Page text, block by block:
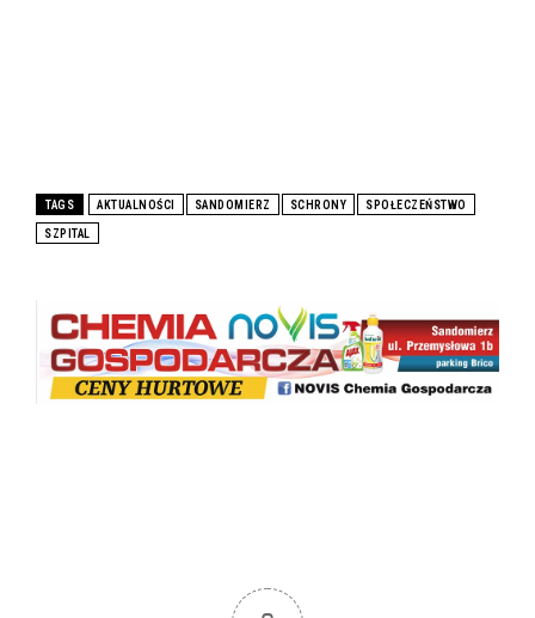
TAGS AKTUALNOŚCI SANDOMIERZ SCHRONY SPOŁECZEŃSTWO
SZPITAL